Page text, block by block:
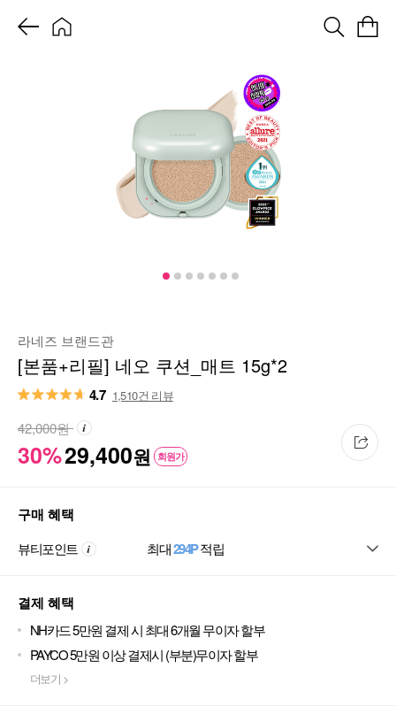
라네즈 브랜드관
[본품+리필] 네오 쿠션_매트 15g*2
4.7 1,510건 리뷰
30%29,400원 회원가
42,000원
구매 혜택
뷰티포인트 최대294P적립
결제 혜택
NH카드 5만원 결제 시 최대 6개월 무이자 할부
PAYCO 5만원 이상 결제시 (부분)무이자 할부
더보기 >